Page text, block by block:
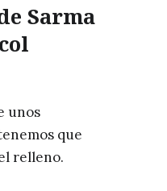
Sarma
unos
que
relleno.